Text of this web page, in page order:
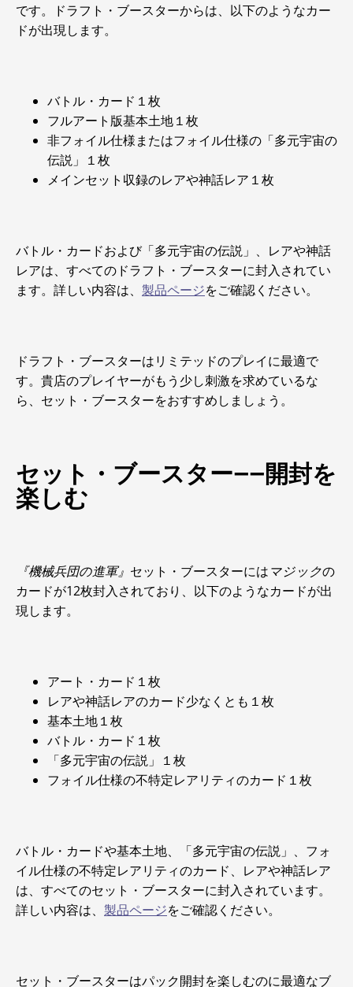
です。ドラフト・ブースターからは、以下のようなカー
ドが出現します。
バトル・カード１枚
フルアート版基本土地１枚
非フォイル仕様またはフォイル仕様の「多元宇宙の
伝説」１枚
メインセット収録のレアや神話レア１枚
バトル・カードおよび「多元宇宙の伝説」、レアや神話
レアは、すべてのドラフト・ブースターに封入されてい
ます。詳しい内容は、 製品ページをご確認ください。
ドラフト・ブースターはリミテッドのプレイに最適で
す。貴店のプレイヤーがもう少し刺激を求めているな
ら、セット・ブースターをおすすめしましょう。
セット・ブースター――開封を
楽しむ
『機械兵団の進軍』 セット・ブースターにはマジックの
カードが12枚封入されており、以下のようなカードが出
現します。
アート・カード１枚
レアや神話レアのカード少なくとも１枚
基本土地１枚
バトル・カード１枚
「多元宇宙の伝説」１枚
フォイル仕様の不特定レアリティのカード１枚
バトル・カードや基本土地、「多元宇宙の伝説」、フォ
イル仕様の不特定レアリティのカード、レアや神話レア
は、すべてのセット・ブースターに封入されています。
詳しい内容は、 製品ページをご確認ください。
セット・ブースターはパック開封を楽しむのに最適なブ